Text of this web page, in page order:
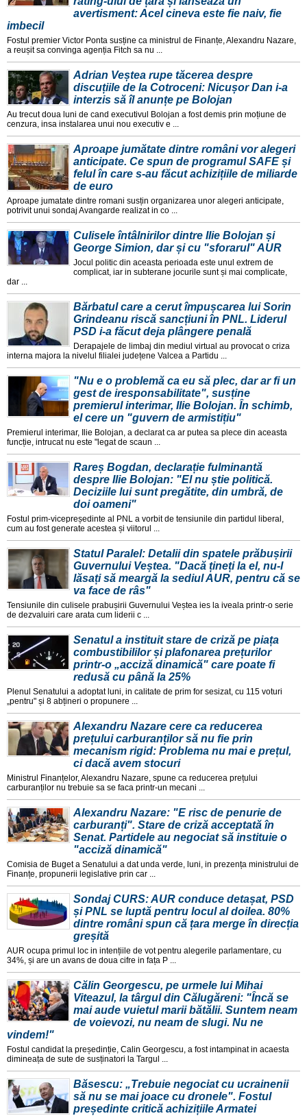
avertisment: Acel cineva este fie naiv, fie
imbecil
Fostul premier Victor Ponta susține ca ministrul de Finanțe, Alexandru Nazare,
a reușit sa convinga agenția Fitch sa nu ...
Adrian Veștea rupe tăcerea despre
discuțiile de la Cotroceni: Nicușor Dan i-a
interzis să îl anunțe pe Bolojan
Au trecut doua luni de cand executivul Bolojan a fost demis prin moțiune de
cenzura, insa instalarea unui nou executiv e ...
Aproape jumătate dintre români vor alegeri
anticipate. Ce spun de programul SAFE și
felul în care s-au făcut achizițiile de miliarde
de euro
Aproape jumatate dintre romani susțin organizarea unor alegeri anticipate,
potrivit unui sondaj Avangarde realizat in co ...
Culisele întâlnirilor dintre Ilie Bolojan și
George Simion, dar și cu "sforarul" AUR
Jocul politic din aceasta perioada este unul extrem de
complicat, iar in subterane jocurile sunt și mai complicate,
dar ...
Bărbatul care a cerut împușcarea lui Sorin
Grindeanu riscă sancțiuni în PNL. Liderul
PSD i-a făcut deja plângere penală
Derapajele de limbaj din mediul virtual au provocat o criza
interna majora la nivelul filialei județene Valcea a Partidu ...
"Nu e o problemă ca eu să plec, dar ar fi un
gest de iresponsabilitate", susține
premierul interimar, Ilie Bolojan. În schimb,
el cere un "guvern de armistițiu"
Premierul interimar, Ilie Bolojan, a declarat ca ar putea sa plece din aceasta
funcție, intrucat nu este "legat de scaun ...
Rareș Bogdan, declarație fulminantă
despre Ilie Bolojan: "El nu știe politică.
Deciziile lui sunt pregătite, din umbră, de
doi oameni"
Fostul prim-vicepreședinte al PNL a vorbit de tensiunile din partidul liberal,
cum au fost generate acestea și viitorul ...
Statul Paralel: Detalii din spatele prăbușirii
Guvernului Veștea. "Dacă țineți la el, nu-l
lăsați să meargă la sediul AUR, pentru că se
va face de râs"
Tensiunile din culisele prabușirii Guvernului Veștea ies la iveala printr-o serie
de dezvaluiri care arata cum liderii c ...
Senatul a instituit stare de criză pe piața
combustibililor și plafonarea prețurilor
printr-o „acciză dinamică" care poate fi
redusă cu până la 25%
Plenul Senatului a adoptat luni, in calitate de prim for sesizat, cu 115 voturi
„pentru" și 8 abțineri o propunere ...
Alexandru Nazare cere ca reducerea
prețului carburanților să nu fie prin
mecanism rigid: Problema nu mai e prețul,
ci dacă avem stocuri
Ministrul Finanțelor, Alexandru Nazare, spune ca reducerea prețului
carburanților nu trebuie sa se faca printr-un mecani ...
Alexandru Nazare: "E risc de penurie de
carburanți". Stare de criză acceptată în
Senat. Partidele au negociat să instituie o
"acciză dinamică"
Comisia de Buget a Senatului a dat unda verde, luni, in prezența ministrului de
Finanțe, propunerii legislative prin car ...
Sondaj CURS: AUR conduce detașat, PSD
și PNL se luptă pentru locul al doilea. 80%
dintre români spun că țara merge în direcția
greșită
AUR ocupa primul loc in intențiile de vot pentru alegerile parlamentare, cu
34%, și are un avans de doua cifre in fața P ...
Călin Georgescu, pe urmele lui Mihai
Viteazul, la târgul din Călugăreni: "Încă se
mai aude vuietul marii bătălii. Suntem neam
de voievozi, nu neam de slugi. Nu ne
vindem!"
Fostul candidat la președinție, Calin Georgescu, a fost intampinat in acaesta
dimineața de sute de susținatori la Targul ...
Băsescu: „Trebuie negociat cu ucrainenii
să nu se mai joace cu dronele". Fostul
președinte critică achizițiile Armatei